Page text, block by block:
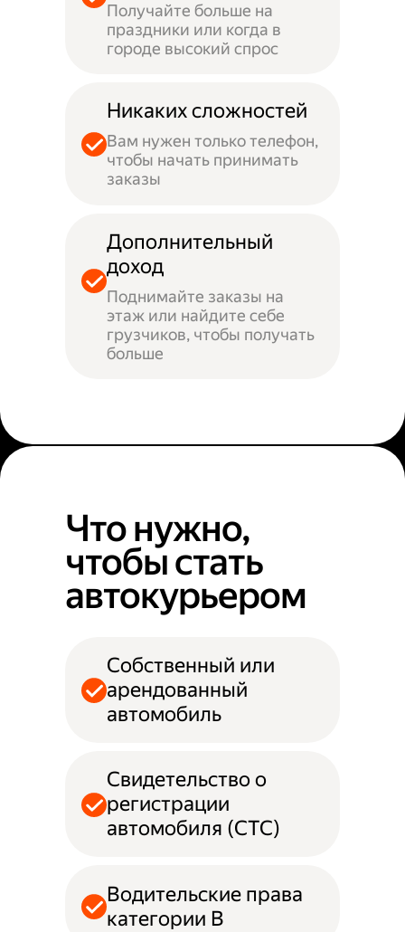
Получайте больше на
праздники или когда в
городе высокий спрос
Никаких сложностей
Вам нужен только телефон,
чтобы начать принимать
заказы
Дополнительный
доход
Поднимайте заказы на
этаж или найдите себе
грузчиков, чтобы получать
больше
Что нужно,
чтобы стать
автокурьером
Собственный или
арендованный
автомобиль
Свидетельство о
регистрации
автомобиля (СТС)
Водительские права
категории B